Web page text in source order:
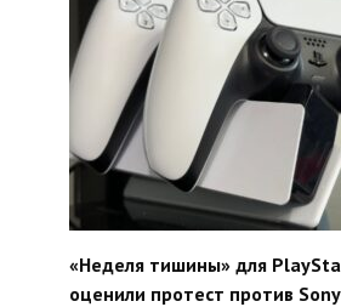
«Неделя тишины» для
оценили протест против Sony